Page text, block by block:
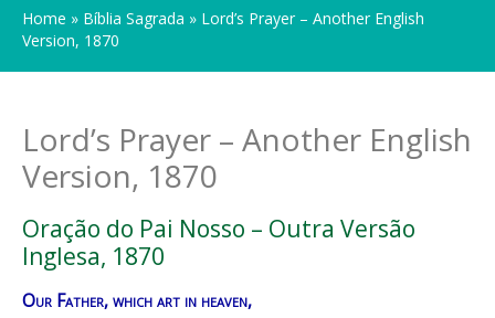
Home » Bíblia Sagrada » Lord’s Prayer – Another English
Version, 1870
Lord’s Prayer – Another English
Version, 1870
Oração do Pai Nosso – Outra Versão
Inglesa, 1870
Our Father, which art in heaven,